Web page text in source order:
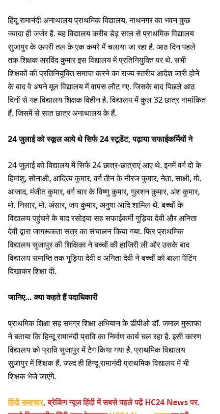
हिंदू रामानंदी अनाथालय प्राथमिक विद्यालय, नाथनगर का भवन कुछ
ज्यादा ही जर्जर है. यह विद्यालय करीब डेढ़ साल से प्राथमिक विद्यालय
सुजापुर के ऊपरी तल के एक कमरे में चलाया जा रहा है. आठ दिन पहले
तक शिक्षक अरविंद कुमार इस विद्यालय में प्रतिनियुक्ति पर थे. सभी
शिक्षकों की प्रतिनियुक्ति समाप्त करने का राज्य स्तरीय आदेश जारी होने
के बाद वे अपने मूल विद्यालय में वापस लौट गए. जिसके बाद पिछले आठ
दिनों से यह विद्यालय शिक्षक विहीन है. विद्यालय में कुल 32 छात्र नामांकित
हैं. जिसमें से सात छात्र अनाथालय के हैं.
24 जुलाई को स्कूल आये थे सिर्फ 24 स्टूडेंट, पढ़ाया सफाईकर्मियों ने
24 जुलाई को विद्यालय में सिर्फ 24 छात्र-छात्राएं आए थे. इनमें वर्ग दो के
हिमांशु, सोनाक्षी, आदित्य कुमार, वर्ग तीन के नीरज कुमार, नेता, साक्षी, मो.
आजाद, मंजीत कुमार, वर्ग चार के विष्णु कुमार, गुलशन कुमार, अंश कुमार,
मो. निसार, मो. अंसार, जय कुमार, अनुषा आदि शामिल थे. बच्चों के
विद्यालय पहुंचने के बाद रसोइया सह सफाईकर्मी गुड़िया देवी और अनिता
देवी द्वारा जागरूकता सत्र का संचालन किया गया. फिर प्राथमिक
विद्यालय सुजापुर की शिक्षिका ने बच्चों की हाजिरी ली और उसके बाद
विद्यालय समाप्ति तक गुड़िया देवी व अनिता देवी ने बच्चों को बाला पेंटिंग
दिखाकर शिक्षा दी.
जानिए… क्या कहते हैं पदाधिकारी
प्राथमिक शिक्षा सह समग्र शिक्षा अभियान के डीपीओ डाॅ. जमाल मुस्तफा
ने बताया कि हिन्दू रामानंदी प्रावि का निर्माण कार्य चल रहा है. इसी कारण
विद्यालय को प्रावि सुजापुर में टैग किया गया है. प्राथमिक विद्यालय
सुजापुर में शिक्षक हैं. जल्द ही हिन्दू रामानंदी प्राथमिक विद्यालय में भी
शिक्षक भेजे जाएंगे.
हिंदी समाचार, ब्रेकिंग न्यूज हिंदी में सबसे पहले पढ़ें HC24 News पर.